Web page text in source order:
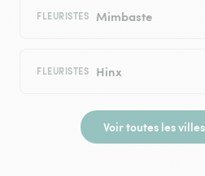
FLEURISTES Mimbaste
FLEURISTES Hinx
Voir toutes les